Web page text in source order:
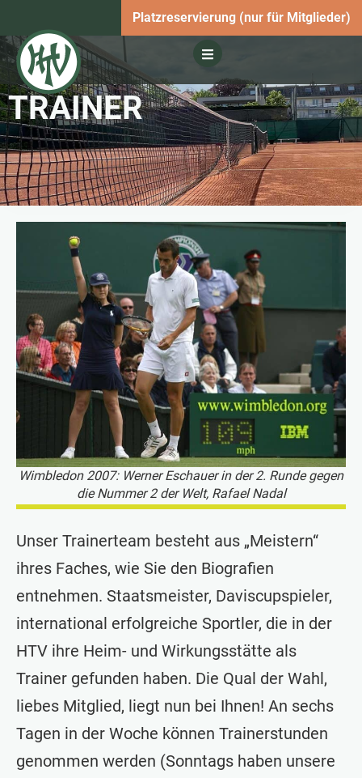
Platzreservierung (nur für Mitglieder)
TRAINER
Wimbledon 2007: Werner Eschauer in der 2. Runde gegen
die Nummer 2 der Welt, Rafael Nadal
Unser Trainerteam besteht aus „Meistern“
ihres Faches, wie Sie den Biografien
entnehmen. Staatsmeister, Daviscupspieler,
international erfolgreiche Sportler, die in der
HTV ihre Heim- und Wirkungsstätte als
Trainer gefunden haben. Die Qual der Wahl,
liebes Mitglied, liegt nun bei Ihnen! An sechs
Tagen in der Woche können Trainerstunden
genommen werden (Sonntags haben unsere